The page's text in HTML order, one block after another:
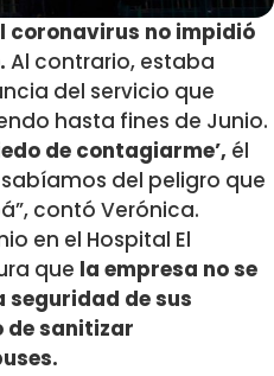
coronavirus no impidió
Al contrario, estaba
del servicio que
hasta fines de Junio.
de contagiarme’, él
del peligro que
contó Verónica.
en el Hospital El
que la empresa no se
de sus
de sanitizar